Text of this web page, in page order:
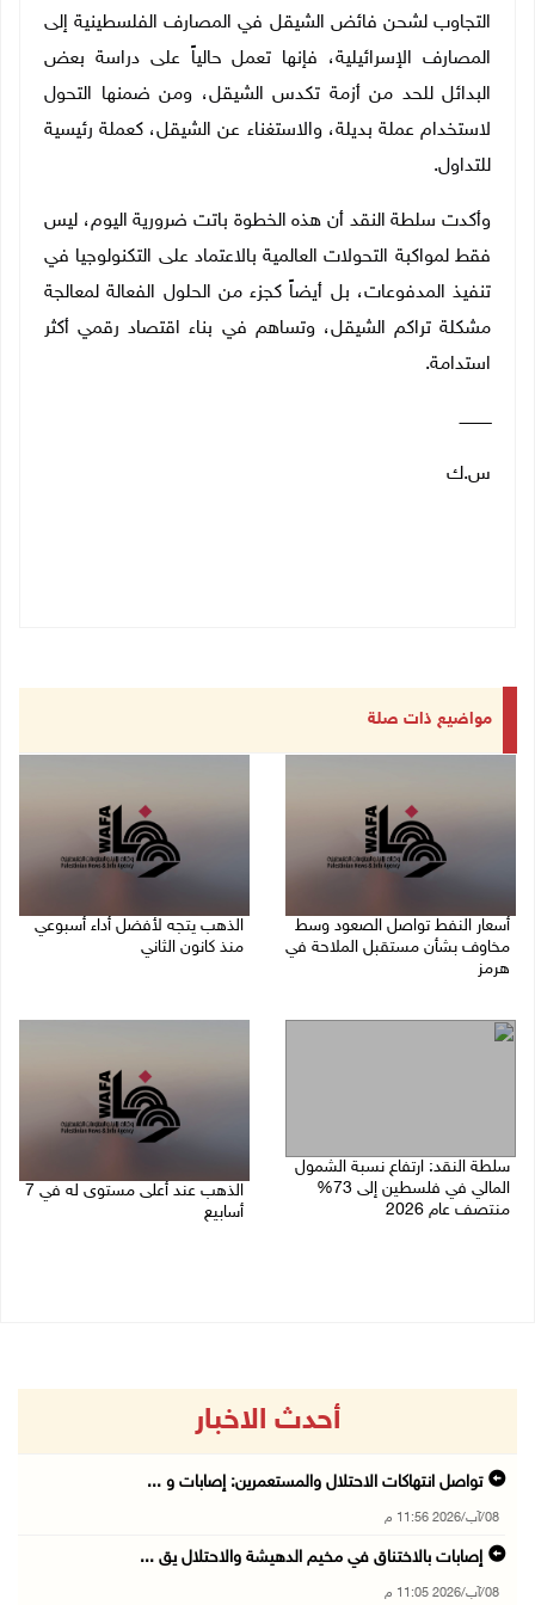
التجاوب لشحن فائض الشيقل في المصارف الفلسطينية إلى
المصارف الإسرائيلية، فإنها تعمل حالياً على دراسة بعض
البدائل للحد من أزمة تكدس الشيقل، ومن ضمنها التحول
لاستخدام عملة بديلة، والاستغناء عن الشيقل، كعملة رئيسية
للتداول.
وأكدت سلطة النقد أن هذه الخطوة باتت ضرورية اليوم، ليس
فقط لمواكبة التحولات العالمية بالاعتماد على التكنولوجيا في
تنفيذ المدفوعات، بل أيضاً كجزء من الحلول الفعالة لمعالجة
مشكلة تراكم الشيقل، وتساهم في بناء اقتصاد رقمي أكثر
استدامة.
ـــــــــــــ
س.ك
مواضيع ذات صلة
أسعار النفط تواصل الصعود وسط
مخاوف بشأن مستقبل الملاحة في
هرمز
الذهب يتجه لأفضل أداء أسبوعي
منذ كانون الثاني
سلطة النقد: ارتفاع نسبة الشمول
المالي في فلسطين إلى 73%
منتصف عام 2026
الذهب عند أعلى مستوى له في 7
أسابيع
أحدث الاخبار
تواصل انتهاكات الاحتلال والمستعمرين: إصابات و ...
08/آب/2026 11:56 م
إصابات بالاختناق في مخيم الدهيشة والاحتلال يق ...
08/آب/2026 11:05 م